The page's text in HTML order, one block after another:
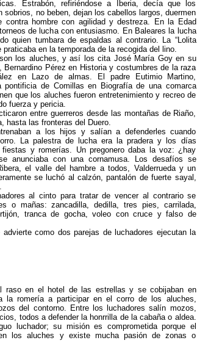
Estrabón, refiriéndose a Iberia, decía que los
sobrios, no beben, dejan los cabellos largos, duermen
contra hombre con agilidad y destreza. En la Edad
de lucha con entusiasmo. En Baleares la lucha
quien tumbara de espaldas al contrario. La “Lolita
en la temporada de la recogida del lino.
los aluches, y así los cita José María Goy en su
Bernardino Pérez en Historia y costumbres de la raza
en Lazo de almas. El padre Eutimio Martino,
de Comillas en Biografía de una comarca
que los aluches fueron entretenimiento y recreo de
fuerza y pericia.
entre guerreros desde las montañas de Riaño,
hasta las fronteras del Duero.
a los hijos y salían a defenderles cuando
La palestra de lucha era la pradera y los días
y romerías. Un pregonero daba la voz: ¿hay
anunciaba con una cornamusa. Los desafíos se
el valle del hambre a todos, Valderrueda y un
se luchó al calzón, pantalón de fuerte sayal,
al cinto para tratar de vencer al contrario se
o mañas: zancadilla, dedilla, tres pies, carrilada,
tranca de gocha, voleo con cruce y falso de
como dos parejas de luchadores ejecutan la
raso en el hotel de las estrellas y se cobijaban en
la romería a participar en el corro de los aluches,
del contorno. Entre los luchadores salín mozos,
todos a defender la honrrilla de la cabaña o aldea.
luchador; su misión es comprometida porque el
los aluches y existe mucha pasión de zonas o